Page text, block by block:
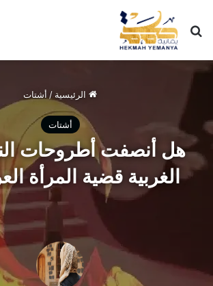
الرئيسية / أشتات
أشتات
هل أنصفت أطروحات
الغربية قضية المرأة